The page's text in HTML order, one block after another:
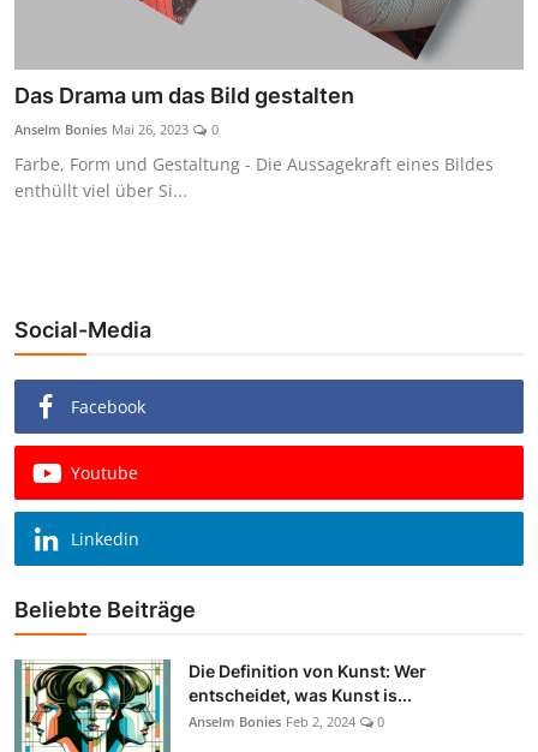
Das Drama um das Bild gestalten
Anselm Bonies Mai 26, 2023 0
Farbe, Form und Gestaltung - Die Aussagekraft eines Bildes
enthüllt viel über Si...
Social-Media
Facebook
Youtube
Linkedin
Beliebte Beiträge
Die Definition von Kunst: Wer
entscheidet, was Kunst is...
Anselm Bonies Feb 2, 2024 0